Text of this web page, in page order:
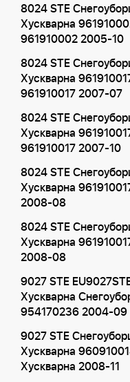
8024 STE
Хускварна
961910002 2005-10
8024 STE
Хускварна
961910017 2007-07
8024 STE
Хускварна
961910017 2007-10
8024 STE
Хускварна
2008-08
8024 STE
Хускварна
2008-08
9027 STE
Хускварна
954170236 2004-09
9027 STE
Хускварна
Хускварна 2008-11